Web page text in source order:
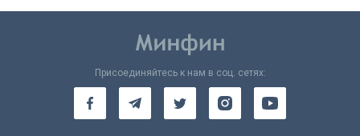
Присоединяйтесь к нам в соц. сетях: